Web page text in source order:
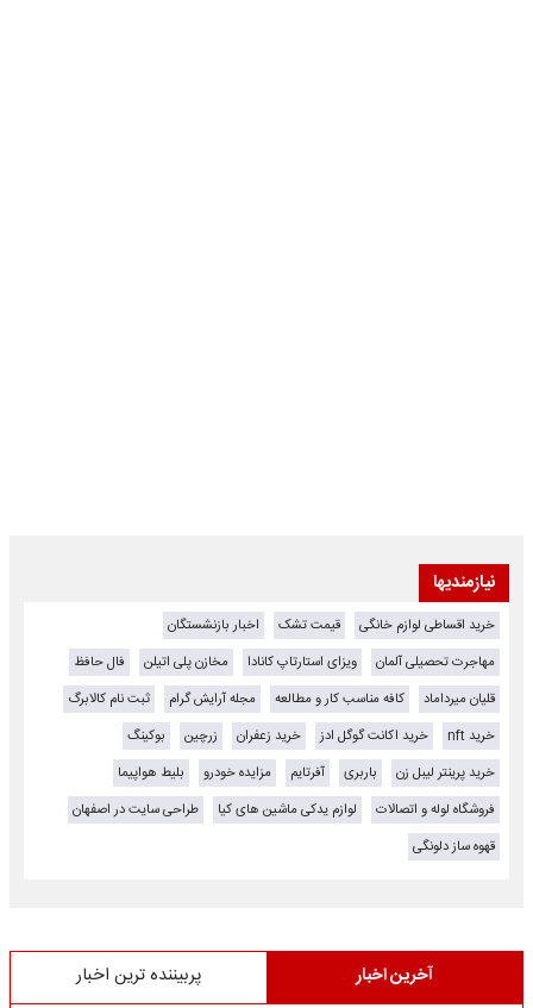
نیازمندیها
خرید اقساطی لوازم خانگی قیمت تشک
اخبار بازنشستگان
مهاجرت تحصیلی آلمان
ویزای استارتاپ کانادا مخازن پلی اتیلن
فال حافظ
قلیان میرداماد
کافه مناسب کار و مطالعه مجله آرایش گرام
ثبت نام کالابرگ
خرید nft
خرید اکانت گوگل ادز خرید زعفران زرچین
بوکینگ
خرید پرینتر لیبل زن
باربری آفرتایم مزایده خودرو
بلیط هواپیما
فروشگاه لوله و اتصالات
لوازم یدکی ماشین های کیا
طراحی سایت در اصفهان
قهوه ساز دلونگی
آخرین اخبار پربیننده ترین اخبار